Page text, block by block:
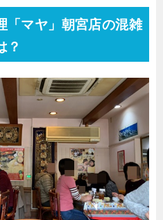
「マヤ」朝宮店の混雑
？